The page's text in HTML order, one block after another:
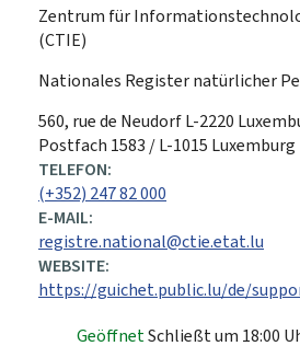
Zentrum für
(CTIE)
Nationales Register natürlicher
ADRESSE:
560, rue de NeudorfL-2220
Postfach 1583 / L-1015 Luxemburg
TELEFON:
(+352) 247 82 000
E-MAIL:
registre.national@ctie.etat.lu
WEBSITE:
https://guichet.public.lu/de/
GeöffnetSchließt um 18:00